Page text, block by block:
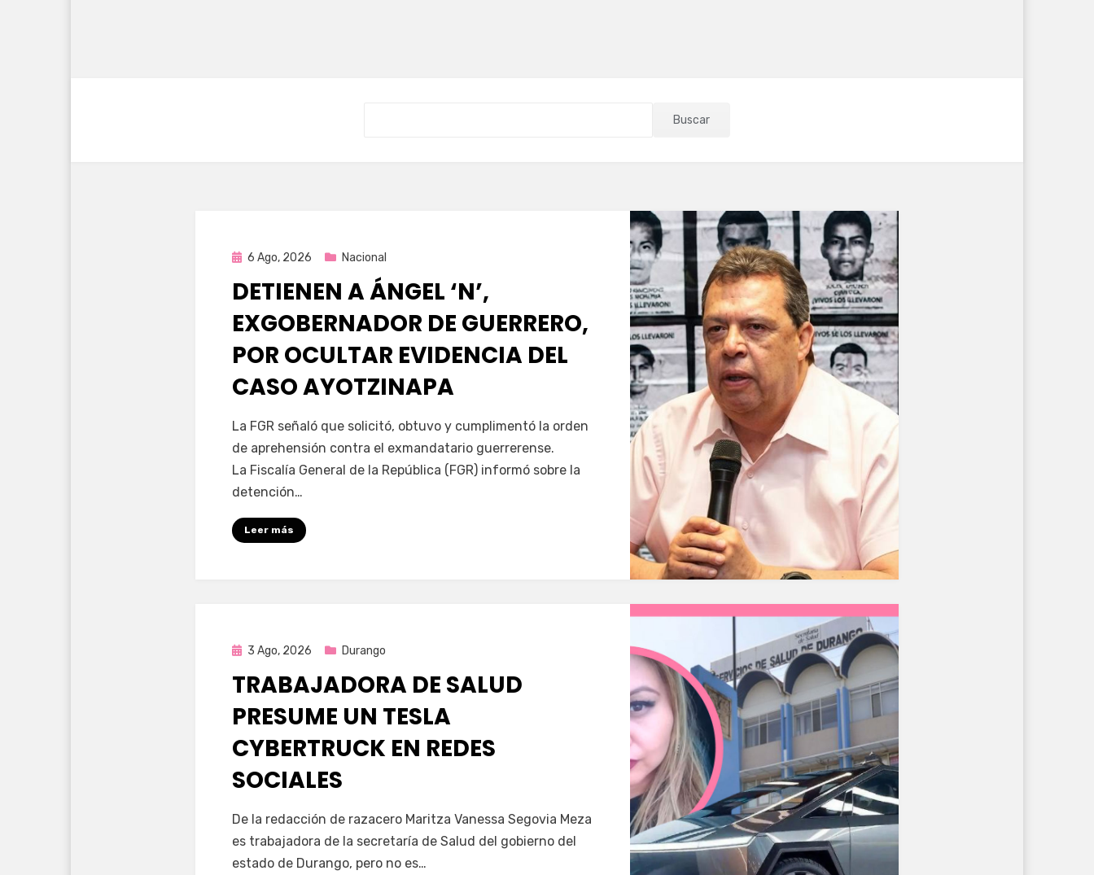
Buscar
Publicada
6 Ago, 2026 Nacional
DETIENEN A ÁNGEL ‘N’,
EXGOBERNADOR DE GUERRERO,
POR OCULTAR EVIDENCIA DEL
CASO AYOTZINAPA
porFernando Miranda Servín
La FGR señaló que solicitó, obtuvo y cumplimentó la orden
de aprehensión contra el exmandatario guerrerense.
La Fiscalía General de la República (FGR) informó sobre la
detención…
Leer más
Publicada
3 Ago, 2026 Durango
TRABAJADORA DE SALUD
PRESUME UN TESLA
CYBERTRUCK EN REDES
SOCIALES
porFernando Miranda Servín
De la redacción de razacero Maritza Vanessa Segovia Meza
es trabajadora de la secretaría de Salud del gobierno del
estado de Durango, pero no es…